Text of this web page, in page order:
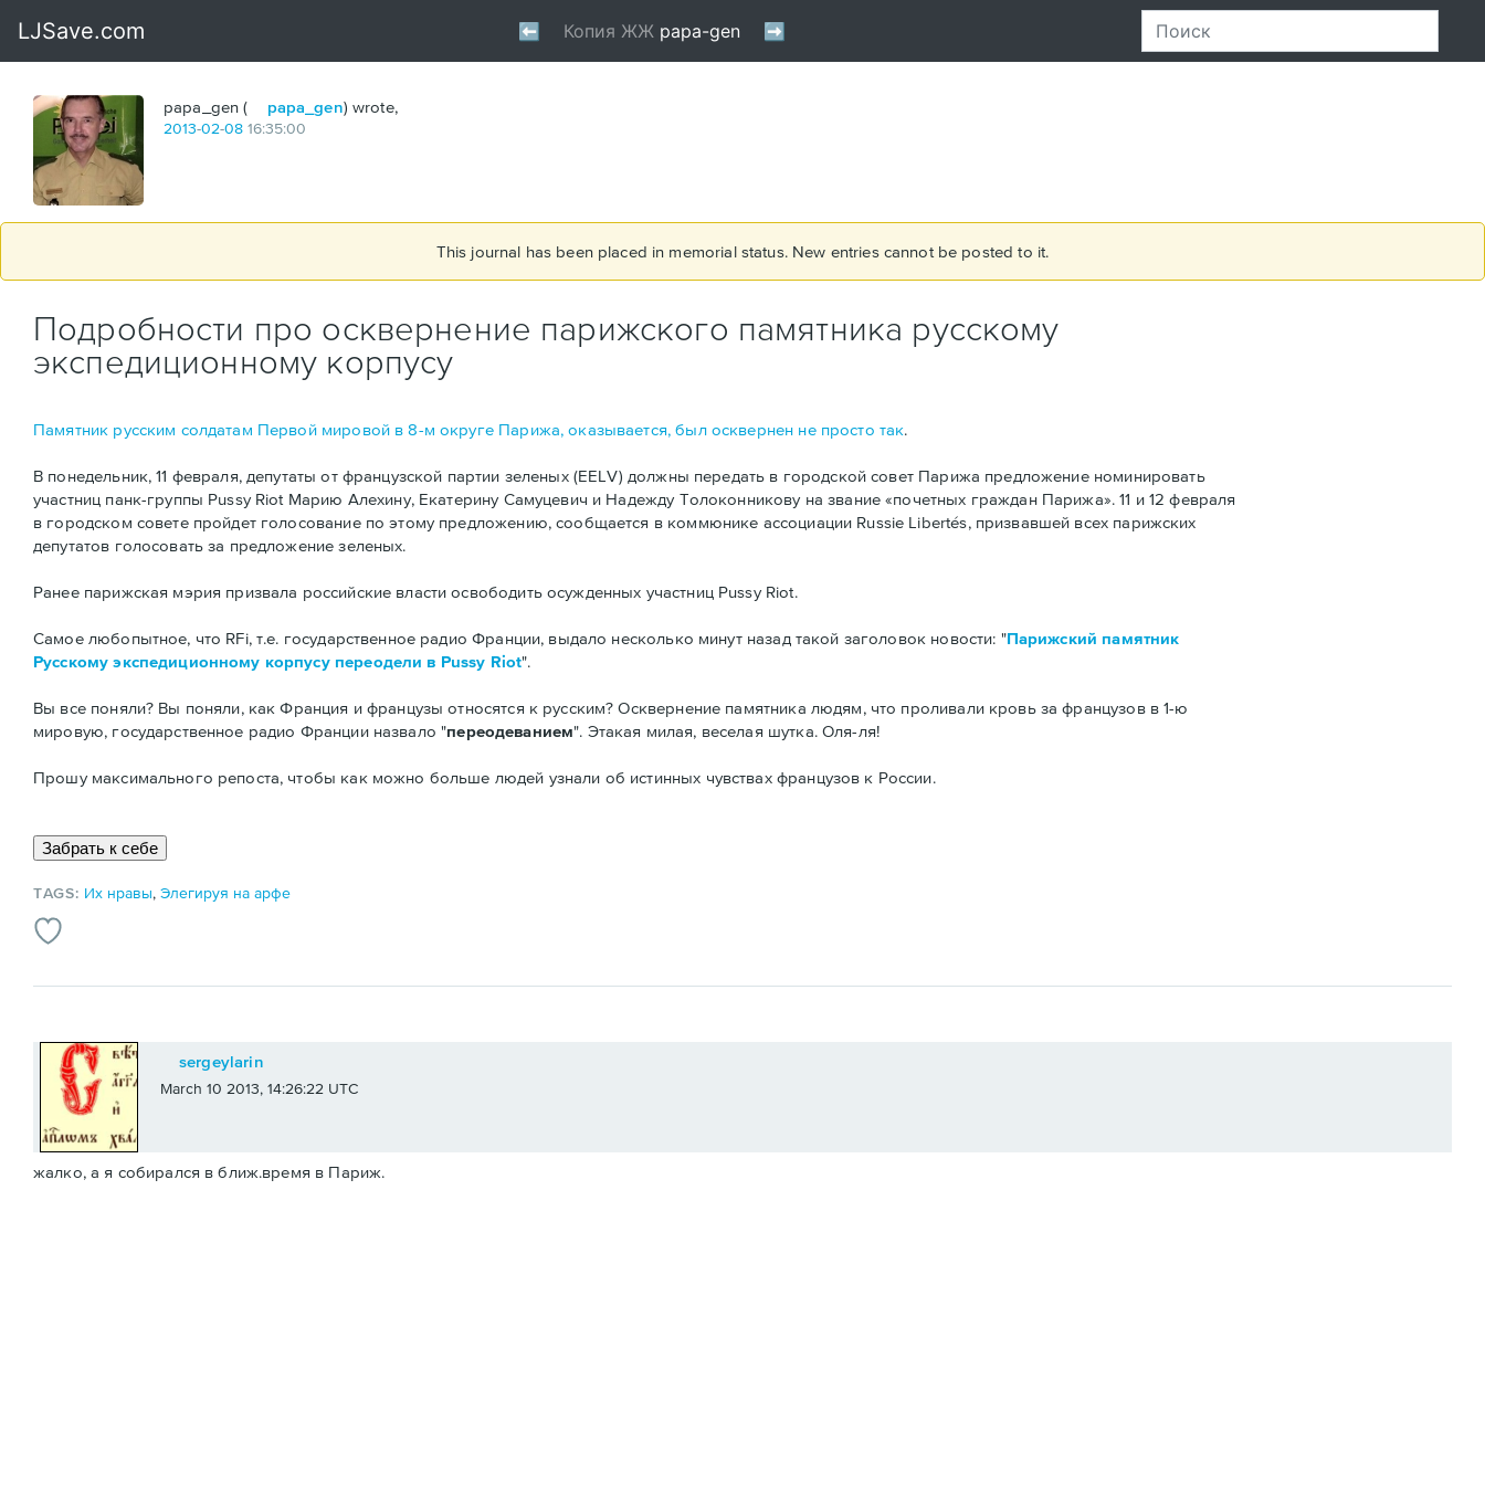
papa_gen ( papa_gen) wrote,
2013-02-08 16:35:00
This journal has been placed in memorial status. New entries cannot be posted to it.
Подробности про осквернение парижского памятника русскому
экспедиционному корпусу
Памятник русским солдатам Первой мировой в 8-м округе Парижа, оказывается, был осквернен не просто так.
В понедельник, 11 февраля, депутаты от французской партии зеленых (EELV) должны передать в городской совет Парижа предложение номинировать
участниц панк-группы Pussy Riot Марию Алехину, Екатерину Самуцевич и Надежду Толоконникову на звание «почетных граждан Парижа». 11 и 12 февраля
в городском совете пройдет голосование по этому предложению, сообщается в коммюнике ассоциации Russie Libertés, призвавшей всех парижских
депутатов голосовать за предложение зеленых.
Ранее парижская мэрия призвала российские власти освободить осужденных участниц Pussy Riot.
Самое любопытное, что RFi, т.е. государственное радио Франции, выдало несколько минут назад такой заголовок новости: "Парижский памятник
Русскому экспедиционному корпусу переодели в Pussy Riot".
Вы все поняли? Вы поняли, как Франция и французы относятся к русским? Осквернение памятника людям, что проливали кровь за французов в 1-ю
мировую, государственное радио Франции назвало "переодеванием". Этакая милая, веселая шутка. Оля-ля!
Прошу максимального репоста, чтобы как можно больше людей узнали об истинных чувствах французов к России.
TAGS: Их нравы,Элегируя на арфе
sergeylarin
March 10 2013, 14:26:22 UTC
жалко, а я собирался в ближ.время в Париж.